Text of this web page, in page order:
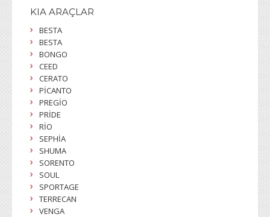
KIA ARAÇLAR
BESTA
BESTA
BONGO
CEED
CERATO
PİCANTO
PREGİO
PRİDE
RİO
SEPHİA
SHUMA
SORENTO
SOUL
SPORTAGE
TERRECAN
VENGA